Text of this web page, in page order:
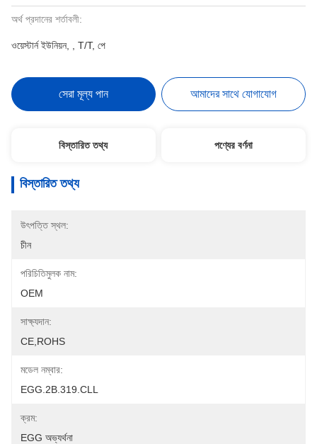
অর্থ প্রদানের শর্তাবলী:
ওয়েস্টার্ন ইউনিয়ন, , T/T, পে
সেরা মূল্য পান আমাদের সাথে যোগাযোগ
বিস্তারিত তথ্য পণ্যের বর্ণনা
বিস্তারিত তথ্য
উৎপত্তি স্থল:
চীন
পরিচিতিমুলক নাম:
OEM
সাক্ষ্যদান:
CE,ROHS
মডেল নম্বার:
EGG.2B.319.CLL
ক্রম:
EGG অভ্যর্থনা